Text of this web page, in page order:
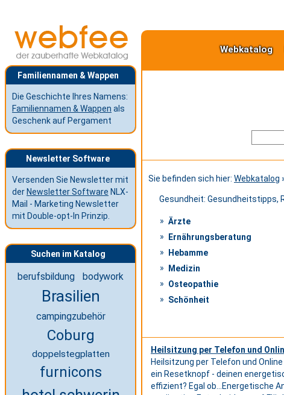
Familiennamen & Wappen
Die Geschichte Ihres Namens:
Familiennamen & Wappen als
Geschenk auf Pergament
Newsletter Software
Versenden Sie Newsletter mit
der Newsletter Software NLX-
Mail - Marketing Newsletter
mit Double-opt-In Prinzip.
Suchen im Katalog
berufsbildung bodywork
Brasilien
campingzubehör
Coburg
doppelstegplatten
furnicons
Webkatalog
Sie befinden sich hier: Webkatalog
Gesundheit: Gesundheitstipps,
Ärzte
Ernährungsberatung
Hebamme
Medizin
Osteopathie
Schönheit
Heilsitzung per Telefon und
Heilsitzung per Telefon und
ein Resetknopf - deinen
effizient? Egal ob...Energetische